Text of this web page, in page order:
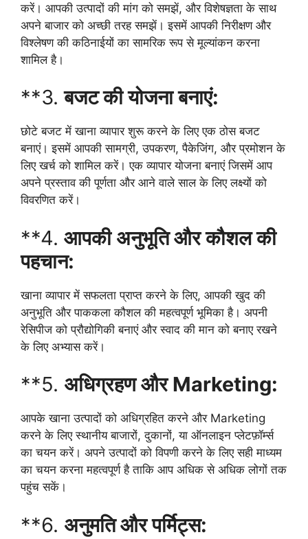
करें। आपकी उत्पादों की मांग को समझें, और विशेषज्ञता के साथ
अपने बाजार को अच्छी तरह समझें। इसमें आपकी निरीक्षण और
विश्लेषण की कठिनाईयों का सामरिक रूप से मूल्यांकन करना
शामिल है।
**3.बजट की योजना बनाएं:
छोटे बजट में खाना व्यापार शुरू करने के लिए एक ठोस बजट
बनाएं। इसमें आपकी सामग्री, उपकरण, पैकेजिंग, और प्रमोशन के
लिए खर्च को शामिल करें। एक व्यापार योजना बनाएं जिसमें आप
अपने प्रस्ताव की पूर्णता और आने वाले साल के लिए लक्ष्यों को
विवरणित करें।
**4. आपकी अनुभूति और कौशल की
पहचान:
खाना व्यापार में सफलता प्राप्त करने के लिए, आपकी खुद की
अनुभूति और पाककला कौशल की महत्वपूर्ण भूमिका है। अपनी
रेसिपीज को प्रौद्योगिकी बनाएं और स्वाद की मान को बनाए रखने
के लिए अभ्यास करें।
**5. अधिग्रहण और Marketing:
आपके खाना उत्पादों को अधिग्रहित करने और Marketing
करने के लिए स्थानीय बाजारों, दुकानों, या ऑनलाइन प्लेटफ़ॉर्म्स
का चयन करें। अपने उत्पादों को विपणी करने के लिए सही माध्यम
का चयन करना महत्वपूर्ण है ताकि आप अधिक से अधिक लोगों तक
पहुंच सकें।
**6. अनुमति और पर्मिट्स: